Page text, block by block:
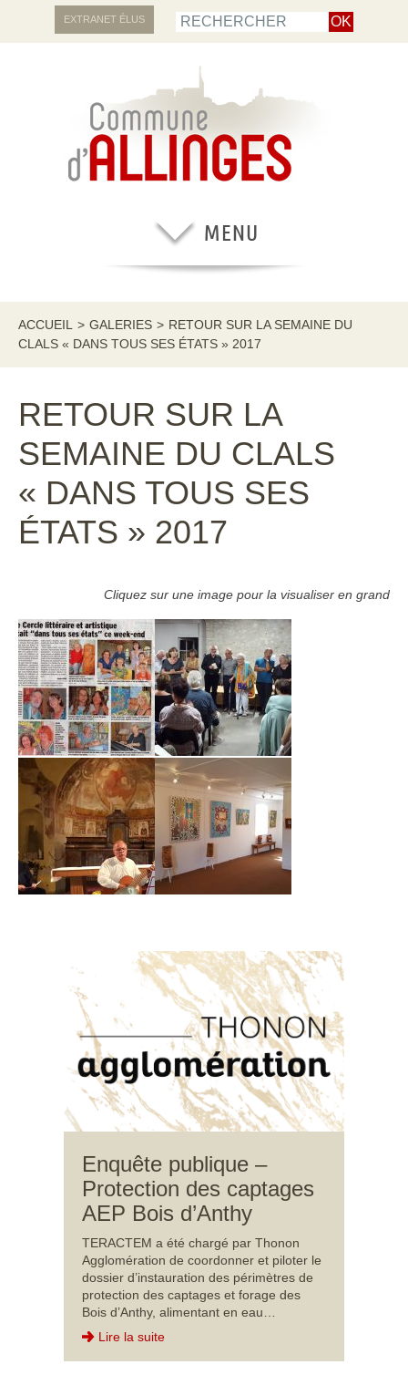
EXTRANET ÉLUS
ACCUEIL > GALERIES > RETOUR SUR LA SEMAINE DU
CLALS « DANS TOUS SES ÉTATS » 2017
RETOUR SUR LA
SEMAINE DU CLALS
« DANS TOUS SES
ÉTATS » 2017
Cliquez sur une image pour la visualiser en grand
Enquête publique –
Protection des captages
AEP Bois d’Anthy
TERACTEM a été chargé par Thonon
Agglomération de coordonner et piloter le
dossier d’instauration des périmètres de
protection des captages et forage des
Bois d’Anthy, alimentant en eau…
Lire la suite